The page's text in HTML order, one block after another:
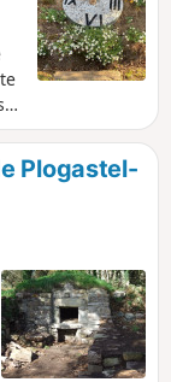
Plogastel-